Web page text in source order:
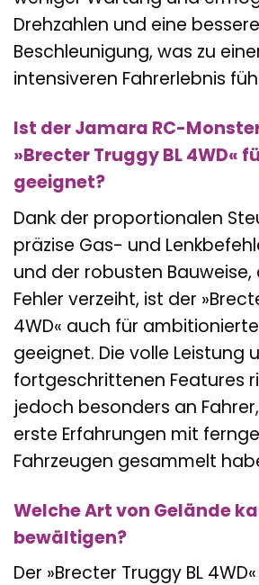
Drehzahlen und eine bessere
Beschleunigung, was zu
intensiveren Fahrerlebnis
Ist der Jamara RC-
»Brecter Truggy BL 4WD«
geeignet?
Dank der proportionalen
präzise Gas- und
und der robusten Bauweise,
Fehler verzeiht, ist der
4WD« auch für
geeignet. Die volle Leistung
fortgeschrittenen Features
jedoch besonders an
erste Erfahrungen mit
Fahrzeugen gesammelt
Welche Art von Gelände
bewältigen?
Der »Brecter Truggy BL